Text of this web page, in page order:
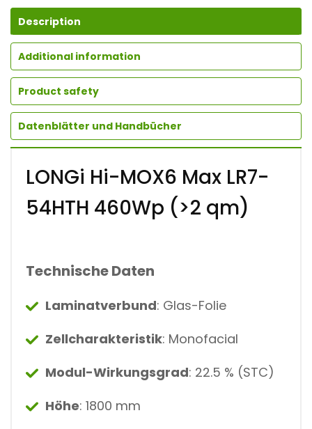
Description
Additional information
Product safety
Datenblätter und Handbücher
LONGi Hi-MOX6 Max LR7-
54HTH 460Wp (>2 qm)
Technische Daten
Laminatverbund: Glas-Folie
Zellcharakteristik: Monofacial
Modul-Wirkungsgrad: 22.5 % (STC)
Höhe: 1800 mm